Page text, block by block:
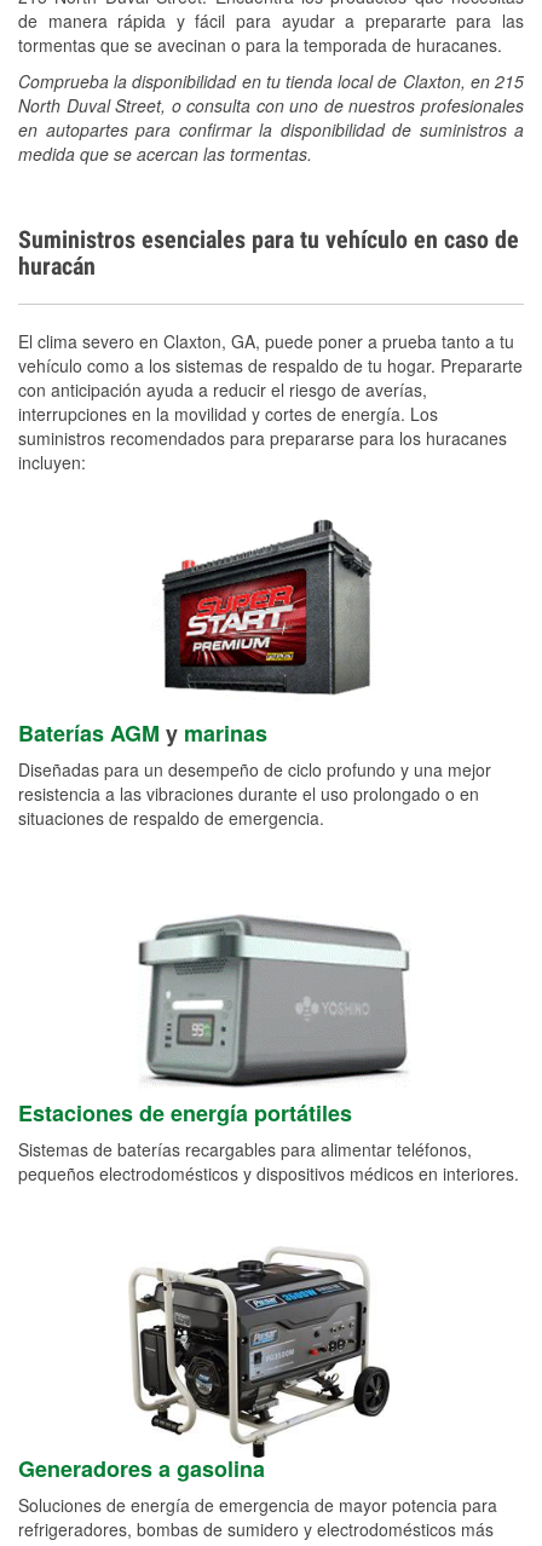
de manera rápida y fácil para ayudar a prepararte para las
tormentas que se avecinan o para la temporada de huracanes.
Comprueba la disponibilidad en tu tienda local de Claxton, en 215
North Duval Street, o consulta con uno de nuestros profesionales
en autopartes para confirmar la disponibilidad de suministros a
medida que se acercan las tormentas.
Suministros esenciales para tu vehículo en caso de
huracán
El clima severo en Claxton, GA, puede poner a prueba tanto a tu
vehículo como a los sistemas de respaldo de tu hogar. Prepararte
con anticipación ayuda a reducir el riesgo de averías,
interrupciones en la movilidad y cortes de energía. Los
suministros recomendados para prepararse para los huracanes
incluyen:
Baterías AGM y marinas
Diseñadas para un desempeño de ciclo profundo y una mejor
resistencia a las vibraciones durante el uso prolongado o en
situaciones de respaldo de emergencia.
Estaciones de energía portátiles
Sistemas de baterías recargables para alimentar teléfonos,
pequeños electrodomésticos y dispositivos médicos en interiores.
Generadores a gasolina
Soluciones de energía de emergencia de mayor potencia para
refrigeradores, bombas de sumidero y electrodomésticos más